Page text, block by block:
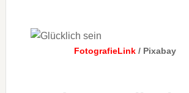
FotografieLink / Pixabay